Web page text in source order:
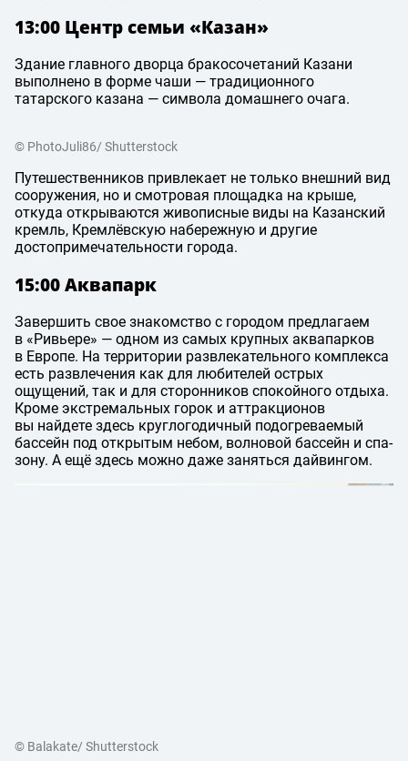
13:00 Центр семьи «Казан»
Здание главного дворца бракосочетаний Казани
выполнено в форме чаши — традиционного
татарского казана — символа домашнего очага.
© PhotoJuli86/ Shutterstock
Путешественников привлекает не только внешний вид
сооружения, но и смотровая площадка на крыше,
откуда открываются живописные виды на Казанский
кремль, Кремлёвскую набережную и другие
достопримечательности города.
15:00 Аквапарк
Завершить свое знакомство с городом предлагаем
в «Ривьере» — одном из самых крупных аквапарков
в Европе. На территории развлекательного комплекса
есть развлечения как для любителей острых
ощущений, так и для сторонников спокойного отдыха.
Кроме экстремальных горок и аттракционов
вы найдете здесь круглогодичный подогреваемый
бассейн под открытым небом, волновой бассейн и спа-
зону. А ещё здесь можно даже заняться дайвингом.
© Balakate/ Shutterstock